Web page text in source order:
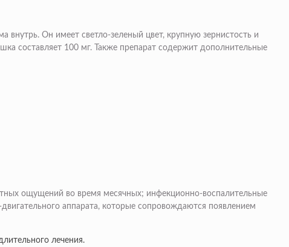
внутрь. Он имеет светло-зеленый цвет, крупную зернистость и
составляет 100 мг. Также препарат содержит дополнительные
ощущений во время месячных; инфекционно-воспалительные
аппарата, которые сопровождаются появлением
лечения.